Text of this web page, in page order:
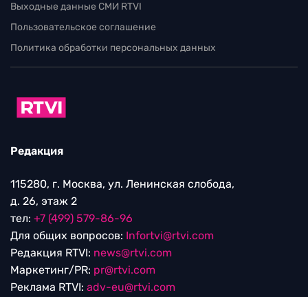
Выходные данные СМИ RTVI
Пользовательское соглашение
Политика обработки персональных данных
Редакция
115280, г. Москва, ул. Ленинская слобода,
д. 26, этаж 2
тел: +7 (499) 579-86-96
Для общих вопросов: Infortvi@rtvi.com
Редакция RTVI: news@rtvi.com
Маркетинг/PR: pr@rtvi.com
Реклама RTVI: adv-eu@rtvi.com